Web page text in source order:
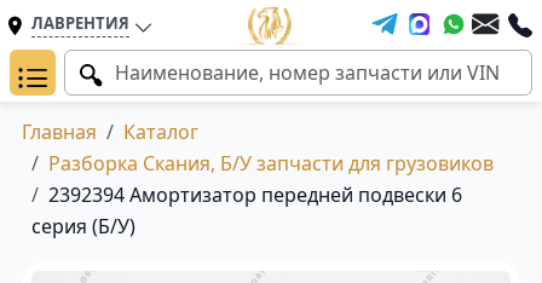
ЛАВРЕНТИЯ
Главная
Каталог
Разборка Скания, Б/У запчасти для грузовиков
2392394 Амортизатор передней подвески 6
серия (Б/У)